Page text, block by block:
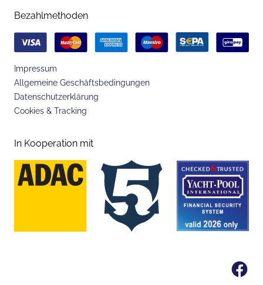
Bezahlmethoden
Impressum
Allgemeine Geschäftsbedingungen
Datenschutzerklärung
Cookies & Tracking
In Kooperation mit